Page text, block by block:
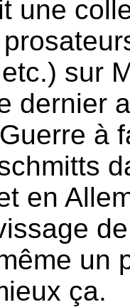
une
sur
dernier
à
en
un
ça.